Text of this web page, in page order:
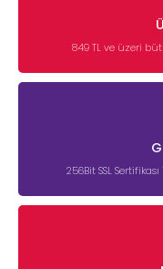
849 TL ve üzeri
256Bit SSL